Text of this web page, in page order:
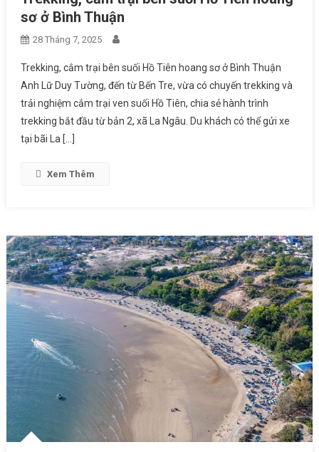
sơ ở Bình Thuận
28 Tháng 7, 2025
Trekking, cắm trại bên suối Hồ Tiên hoang sơ ở Bình Thuận
Anh Lữ Duy Tường, đến từ Bến Tre, vừa có chuyến trekking và
trải nghiệm cắm trại ven suối Hồ Tiên, chia sẻ hành trình
trekking bắt đầu từ bản 2, xã La Ngâu. Du khách có thể gửi xe
tại bãi La […]
Xem Thêm